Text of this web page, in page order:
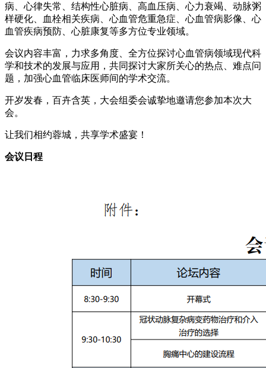
病、心律失常、结构性心脏病、高血压病、心力衰竭、动脉粥
样硬化、血栓相关疾病、心血管危重急症、心血管病影像、心
血管疾病预防、心脏康复等多方位专业领域。
会议内容丰富，力求多角度、全方位探讨心血管病领域现代科
学和技术的发展与应用，共同探讨大家所关心的热点、难点问
题，加强心血管临床医师间的学术交流。
开岁发春，百卉含英，大会组委会诚挚地邀请您参加本次大
会。
让我们相约蓉城，共享学术盛宴！
会议日程